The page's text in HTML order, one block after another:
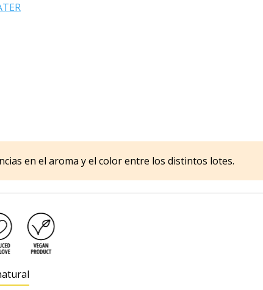
en el aroma y el color entre los distintos lotes.